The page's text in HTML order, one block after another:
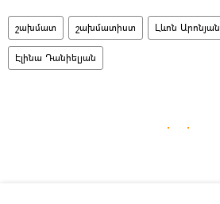
շախմատ շախմատիստ Լևոն Արոնյան
Էլինա Դանիելյան